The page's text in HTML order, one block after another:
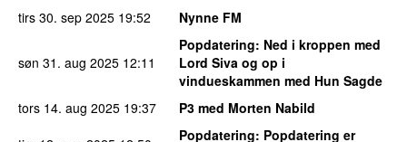
tirs 30. sep 2025 19:52 Nynne FM
søn 31. aug 2025 12:11
Popdatering: Ned i kroppen med
Lord Siva og op i
vindueskammen med Hun Sagde
tors 14. aug 2025 19:37
P3 med Morten Nabild
Popdatering: Popdatering er